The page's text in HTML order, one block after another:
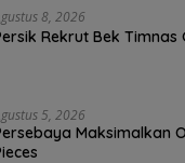
8, 2026
Rekrut Bek Timnas
5, 2026
Maksimalkan